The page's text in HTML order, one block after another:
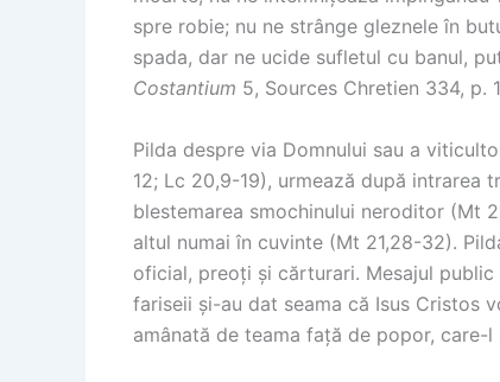
spre robie; nu ne strânge gleznele în
spada, dar ne ucide sufletul cu banul,
Costantium 5, Sources Chretien 334, p.
Pilda despre via Domnului sau a
12; Lc 20,9-19), urmează după intrarea
blestemarea smochinului neroditor (Mt
altul numai în cuvinte (Mt 21,28-32).
oficial, preoți și cărturari. Mesajul
fariseii și-au dat seama că Isus Cristos
amânată de teama față de popor,